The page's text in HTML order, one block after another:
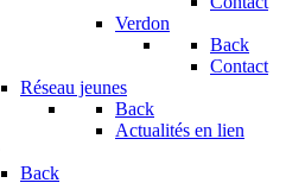
Verdon
Back
Contact
Réseau jeunes
Back
Actualités en lien
Back